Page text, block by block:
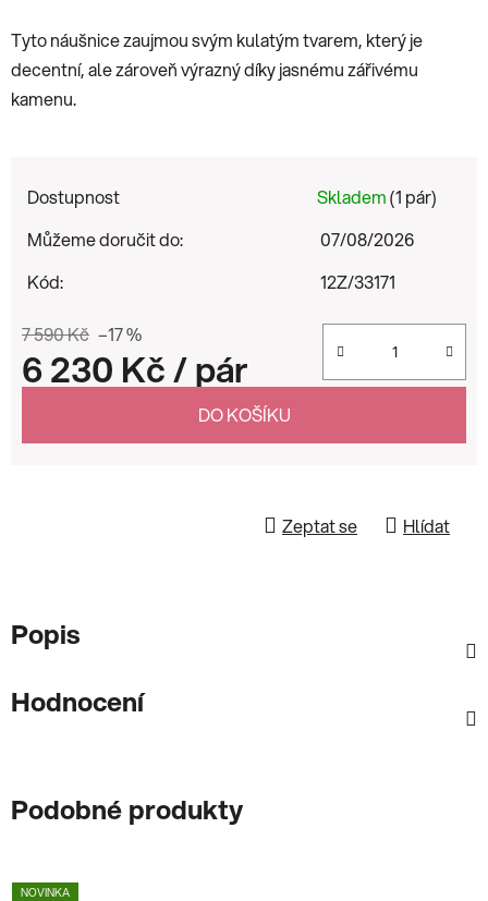
Tyto náušnice zaujmou svým kulatým tvarem, který je
decentní, ale zároveň výrazný díky jasnému zářivému
kamenu.
Dostupnost Skladem(1 pár)
Můžeme doručit do:
07/08/2026
Kód:
12Z/33171
7 590 Kč –17 %
6 230 Kč/ pár
DO KOŠÍKU
Zeptat se Hlídat
Popis
Hodnocení
Podobné produkty
NOVINKA